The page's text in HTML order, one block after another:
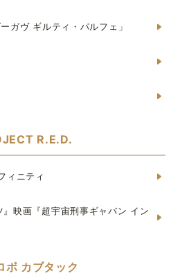
ガヴ ギルティ・パルフェ」
R.E.D.
ィニティ
映画『超宇宙刑事ギャバン イン
ボ カブタック